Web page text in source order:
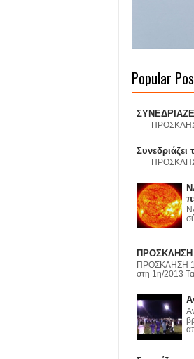
Ιταλούς και Γερμανούς
στο Παγκόσμιο
η ΑΝ.ΚΑ Α.Ε. με σκοπό
ΧΥΤΑ ΔΟΜΟΚΟΥ– ΧΥΤΑ»
Popular
ΠΡΟΣΚΛΗΣΗ
ΠΡΟΣΚΛΗΣΗ 1
στη 1η/2013